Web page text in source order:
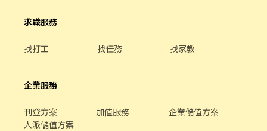
求職服務
找打工 找任務 找家教
企業服務
刊登方案 加值服務
企業儲值方案
人派儲值方案